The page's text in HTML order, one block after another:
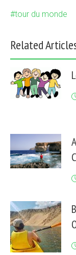
tour du monde
Related